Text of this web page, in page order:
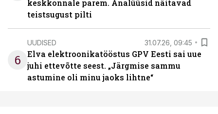
keskkonnale parem. Analüüsid näitavad
teistsugust pilti
6
UUDISED 31.07.26, 09:45
Elva elektroonikatööstus GPV Eesti sai uue
juhi ettevõtte seest. „Järgmise sammu
astumine oli minu jaoks lihtne“